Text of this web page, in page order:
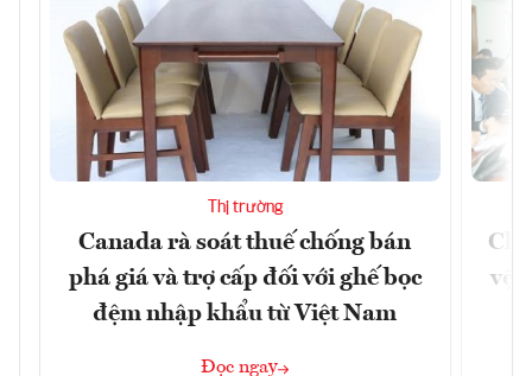
Thị trường
Canada rà soát thuế chống bán
phá giá và trợ cấp đối với ghế bọc
đệm nhập khẩu từ Việt Nam
Đọc ngay
vệ